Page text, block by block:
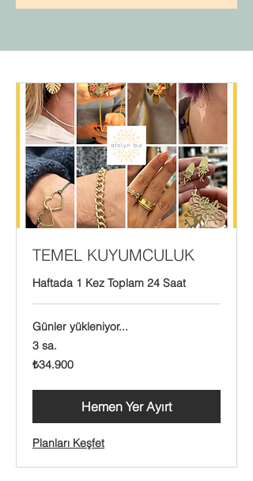
TEMEL KUYUMCULUK
Haftada 1 Kez Toplam 24 Saat
Günler yükleniyor...
3 sa.
₺34.900
Türk
₺34.900
Hemen Yer Ayırt
Planları Keşfet